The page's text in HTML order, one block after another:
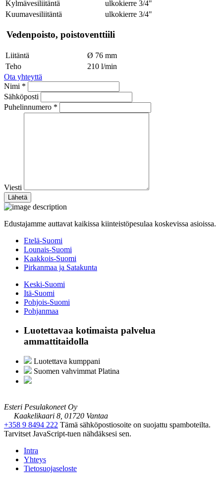
Kylmävesiliitäntä
ulkokierre 3/4"
Kuumavesiliitäntä
ulkokierre 3/4"
Vedenpoisto, poistoventtiili
Liitäntä
Ø 76 mm
Teho
210 l/min
Ota yhteyttä
Nimi *
Sähköposti
Puhelinnumero *
Viesti
Edustajamme auttavat kaikissa kiinteistöpesulaa koskevissa asioissa.
Etelä-Suomi
Lounais-Suomi
Kaakkois-Suomi
Pirkanmaa ja Satakunta
Keski-Suomi
Itä-Suomi
Pohjois-Suomi
Pohjanmaa
Luotettavaa kotimaista palvelua
ammattitaidolla
Luotettava kumppani
Suomen vahvimmat Platina
Esteri Pesulakoneet Oy
Kaakelikaari 8, 01720 Vantaa
+358 9 8494 222 Tämä sähköpostiosoite on suojattu spamboteilta.
Tarvitset JavaScript-tuen nähdäksesi sen.
Intra
Yhteys
Tietosuojaseloste